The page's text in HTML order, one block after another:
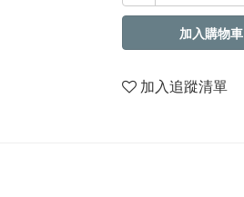
加入購物車
加入追蹤清單